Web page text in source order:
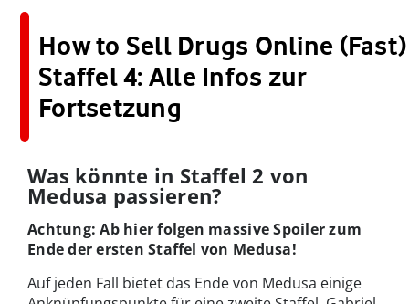
How to Sell Drugs Online (Fast)
Staffel 4: Alle Infos zur
Fortsetzung
Was könnte in Staffel 2 von
Medusa passieren?
Achtung: Ab hier folgen massive Spoiler zum
Ende der ersten Staffel von Medusa!
Auf jeden Fall bietet das Ende von Medusa einige